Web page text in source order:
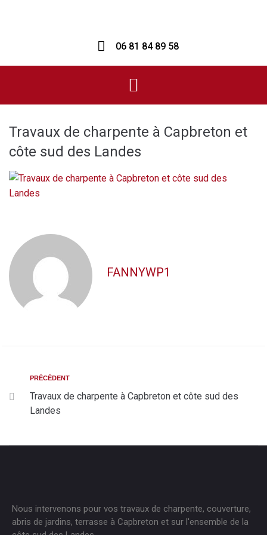
06 81 84 89 58
Travaux de charpente à Capbreton et
côte sud des Landes
FANNYWP1
PRÉCÉDENT
Travaux de charpente à Capbreton et côte sud des
Landes
Nous intervenons pour vos travaux de charpente, couverture,
abris de jardins, terrasse à Capbreton et sur l'ensemble de la